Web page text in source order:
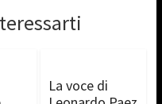
La voce di